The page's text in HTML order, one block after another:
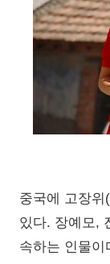
중국에 고장위
있다. 장예모,
속하는 인물